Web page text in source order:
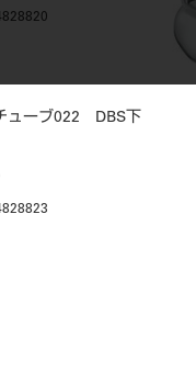
ューブ022 DBS下